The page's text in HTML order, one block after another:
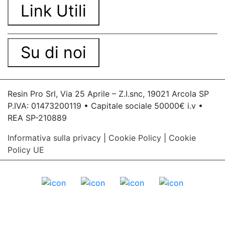
Link Utili
Su di noi
Resin Pro Srl, Via 25 Aprile – Z.I.snc, 19021 Arcola SP
P.IVA: 01473200119 • Capitale sociale 50000€ i.v •
REA SP-210889
Informativa sulla privacy
Cookie Policy
Cookie
Policy UE